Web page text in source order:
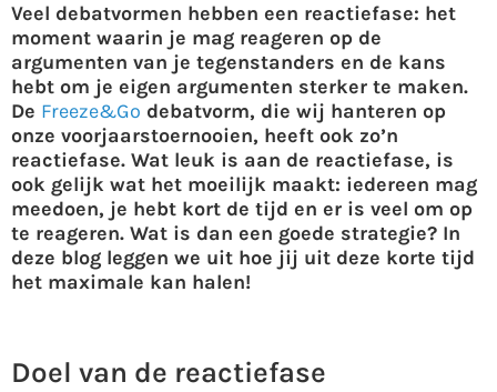
Veel debatvormen hebben een reactiefase: het
moment waarin je mag reageren op de
argumenten van je tegenstanders en de kans
hebt om je eigen argumenten sterker te maken.
De Freeze&Go debatvorm, die wij hanteren op
onze voorjaarstoernooien, heeft ook zo’n
reactiefase. Wat leuk is aan de reactiefase, is
ook gelijk wat het moeilijk maakt: iedereen mag
meedoen, je hebt kort de tijd en er is veel om op
te reageren. Wat is dan een goede strategie? In
deze blog leggen we uit hoe jij uit deze korte tijd
het maximale kan halen!
Doel van de reactiefase